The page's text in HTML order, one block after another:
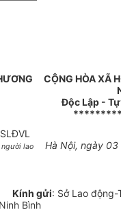
CỘNG HÒA XÃ
Độc Lập -
lao
Hà Nội, ngày
Kính gửi: Sở Lao
Bình